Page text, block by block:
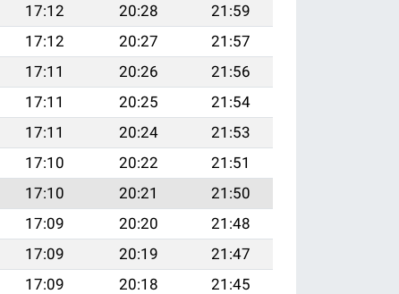
17:12 20:28
21:59
17:12 20:27
21:57
17:11 20:26
21:56
17:11 20:25
21:54
17:11 20:24
21:53
17:10 20:22
21:51
17:10 20:21
21:50
17:09 20:20
21:48
17:09 20:19
21:47
17:09 20:18
21:45